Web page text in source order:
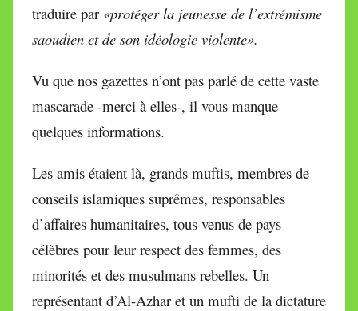
V
t
t
traduire par «protéger la jeunesse de l’extrémisme
saoudien et de son idéologie violente».
Vu que nos gazettes n’ont pas parlé de cette vaste
mascarade -merci à elles-, il vous manque
quelques informations.
Les amis étaient là, grands muftis, membres de
conseils islamiques suprêmes, responsables
d’affaires humanitaires, tous venus de pays
célèbres pour leur respect des femmes, des
minorités et des musulmans rebelles. Un
représentant d’Al-Azhar et un mufti de la dictature